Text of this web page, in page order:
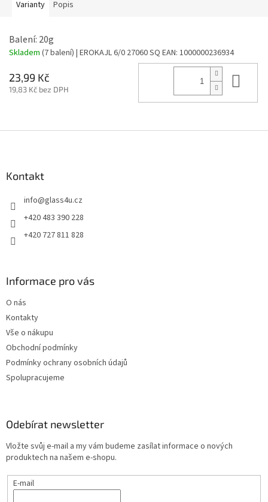
Varianty Popis
Balení: 20g
Skladem (7 balení) | EROKAJL 6/0 27060 SQ EAN: 1000000236934
23,99 Kč
19,83 Kč bez DPH
Kontakt
info@glass4u.cz
+420 483 390 228
+420 727 811 828
Informace pro vás
O nás
Kontakty
Vše o nákupu
Obchodní podmínky
Podmínky ochrany osobních údajů
Spolupracujeme
Odebírat newsletter
Vložte svůj e-mail a my vám budeme zasílat informace o nových
produktech na našem e-shopu.
E-mail